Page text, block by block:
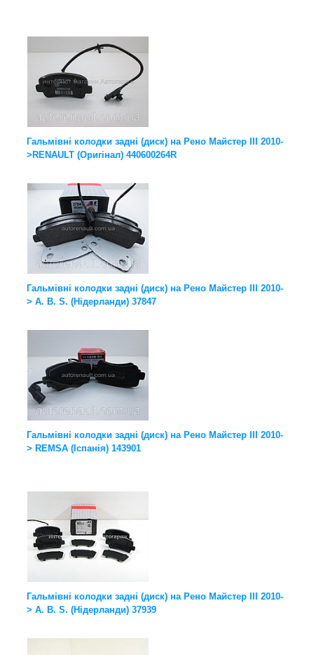
Гальмівні колодки задні (диск) на Рено Майстер III 2010-
>RENAULT (Оригінал) 440600264R
Гальмівні колодки задні (диск) на Рено Майстер III 2010-
> A. B. S. (Нідерланди) 37847
Гальмівні колодки задні (диск) на Рено Майстер III 2010-
> REMSA (Іспанія) 143901
Гальмівні колодки задні (диск) на Рено Майстер III 2010-
> A. B. S. (Нідерланди) 37939